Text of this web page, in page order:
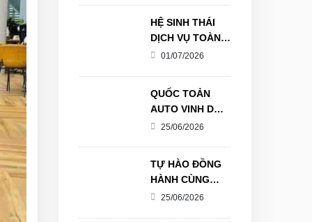
HỆ SINH THÁI
DỊCH VỤ TOÀN
DIỆN TẠI QUỐC
01/07/2026
QUỐC TOẢN
AUTO VINH DỰ
ĐỒNG HÀNH
KIM CƯƠNG
GTVN KHU VỰC
HẢI PHÒNG LẦN
THỨ I
25/06/2026
TỰ HÀO ĐỒNG
HÀNH CÙNG
THẾ HỆ TRẺ
25/06/2026